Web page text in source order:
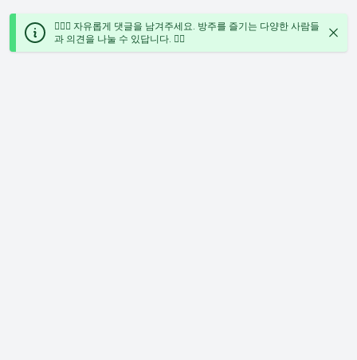
🙋🏻‍♀️ 자유롭게 댓글을 남겨주세요. 방주를 즐기는 다양한 사람들
과 의견을 나눌 수 있답니다. ✍🏻